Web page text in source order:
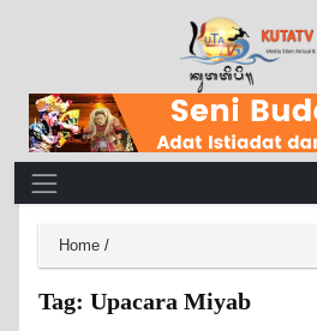
Main Navigation
Home /
Tag: Upacara Miyab